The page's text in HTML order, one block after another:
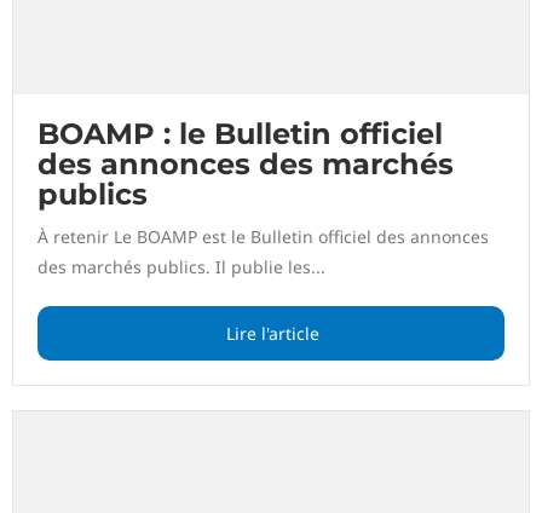
BOAMP : le Bulletin officiel
des annonces des marchés
publics
À retenir Le BOAMP est le Bulletin officiel des annonces
des marchés publics. Il publie les...
Lire l'article